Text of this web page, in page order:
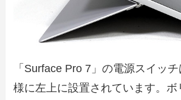
「Surface Pro 7」の電源スイッ
様に左上に設置されています。ボ